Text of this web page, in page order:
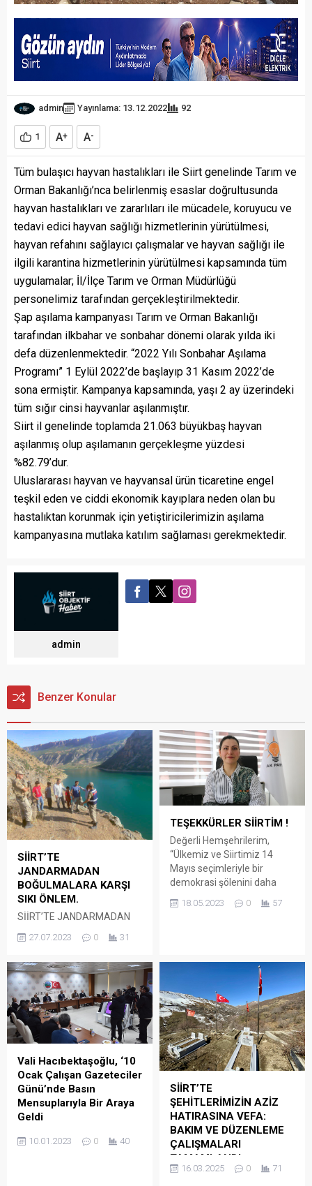
admin Yayınlama: 13.12.2022 92
1 A+ A-
Tüm bulaşıcı hayvan hastalıkları ile Siirt genelinde Tarım ve
Orman Bakanlığı’nca belirlenmiş esaslar doğrultusunda
hayvan hastalıkları ve zararlıları ile mücadele, koruyucu ve
tedavi edici hayvan sağlığı hizmetlerinin yürütülmesi,
hayvan refahını sağlayıcı çalışmalar ve hayvan sağlığı ile
ilgili karantina hizmetlerinin yürütülmesi kapsamında tüm
uygulamalar; İl/İlçe Tarım ve Orman Müdürlüğü
personelimiz tarafından gerçekleştirilmektedir.
Şap aşılama kampanyası Tarım ve Orman Bakanlığı
tarafından ilkbahar ve sonbahar dönemi olarak yılda iki
defa düzenlenmektedir. “2022 Yılı Sonbahar Aşılama
Programı” 1 Eylül 2022’de başlayıp 31 Kasım 2022’de
sona ermiştir. Kampanya kapsamında, yaşı 2 ay üzerindeki
tüm sığır cinsi hayvanlar aşılanmıştır.
Siirt il genelinde toplamda 21.063 büyükbaş hayvan
aşılanmış olup aşılamanın gerçekleşme yüzdesi
%82.79’dur.
Uluslararası hayvan ve hayvansal ürün ticaretine engel
teşkil eden ve ciddi ekonomik kayıplara neden olan bu
hastalıktan korunmak için yetiştiricilerimizin aşılama
kampanyasına mutlaka katılım sağlaması gerekmektedir.
admin
Benzer Konular
SİİRT’TE
JANDARMADAN
BOĞULMALARA KARŞI
SIKI ÖNLEM.
SİİRT’TE JANDARMADAN
ÖNLEM SİİRT JANDARMASI,
KARŞI UYARDI Ülkemizde
her yıl çoğunluğu gençler ve
çocuklardan oluşan
vatandaşlarımız serinlemek
ve yüzmek maksadıyla
girdikleri baraj, gölet, akarsu
ve sulama kanallarında
boğularak hayatını
kaybetmektedir. İlimizde
son (5) yılda toplam (23)
vatandaşımız girdikleri
sulama kanalında malesef...
27.07.2023 0 31
TEŞEKKÜRLER SİİRTİM !
Değerli Hemşehrilerim,
“Ülkemiz ve Siirtimiz 14
Mayıs seçimleriyle bir
demokrasi şölenini daha
alnının akıyla tamamlamıştır.
Halk İradesinin üstünlüğüne
demokrasileri arasında yer
aldığımızı bir kez daha
gösterdik.
18.05.2023 0 57
Vali Hacıbektaşoğlu, ‘10
Ocak Çalışan Gazeteciler
Günü’nde Basın
Mensuplarıyla Bir Araya
Geldi
Osman Hacıbektaşoğlu, 10
10.01.2023 0 40
SİİRT’TE
ŞEHİTLERİMİZİN AZİZ
HATIRASINA VEFA:
BAKIM VE DÜZENLEME
ÇALIŞMALARI
TAMAMLANDI
ŞEHİTLERİMİZE SAYGI:
16.03.2025 0 71